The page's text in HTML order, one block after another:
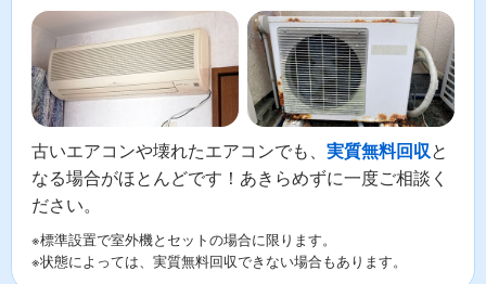
古いエアコンや壊れたエアコンでも、 実質無料回収と
なる場合がほとんどです！あきらめずに一度ご相談く
ださい。
※標準設置で室外機とセットの場合に限ります。
※状態によっては、実質無料回収できない場合もあります。